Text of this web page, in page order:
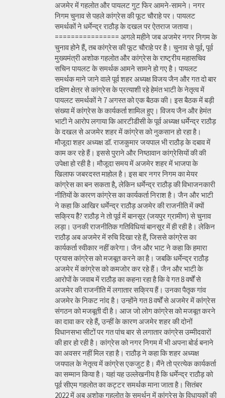
अजमेर में गहलोत और पायलट गुट फिर आमने-सामने। नगर
निगम चुनाव से पहले कांग्रेस की फूट चौराहे पर। पायलट
समर्थकों ने धर्मेन्द्र राठौड़ के दखल पर ऐतराज जताया।
================ अगले महीने जब अजमेर नगर निगम के
चुनाव होने हैं, तब कांग्रेस की फूट चौराहे पर है। चुनाव से पूर्व, पूर्व
मुख्यमंत्री अशोक गहलोत और कांग्रेस के राष्ट्रीय महासचिव
सचिन पायलट के समर्थक आमने सामने हो गए है। पायलट
समर्थक माने जाने वाले पूर्व शहर अध्यक्ष विजय जैन और गत दो बार
दक्षिण क्षेत्र से कांग्रेस के प्रत्याशी रहे हेमंत भाटी के नेतृत्व में
पायलट समर्थकों ने 7 अगस्त को एक बैठक की। इस बैठक में बड़ी
संख्या में कांग्रेस के कार्यकर्ता शामिल हुए। विजय जैन और हेमंत
भाटी ने आरोप लगाया कि आरटीडीसी के पूर्व अध्यक्ष धर्मेन्द्र राठौड़
के दखल से अजमेर शहर में कांग्रेस को नुकसान हो रहा है।
मौजूदा शहर अध्यक्ष डॉ. राजकुमार जयपाल भी राठौड़ के दबाव में
काम कर रहे हैं। इससे पुराने और निष्ठावान कांग्रेसियों की की
उपेक्षा हो रही है। मौजूदा समय में अजमेर शहर में भाजपा के
खिलाफ जबरदस्त माहोल है। इस बार नगर निगम का मेयर
कांग्रेस का बन सकता है, लेकिन धर्मेन्द्र राठौड़ की विभाजनकारी
नीतियों के कारण कांग्रेस का कार्यकर्ता निराश है। जैन और भाटी
ने कहा कि आखिर धर्मेन्द्र राठौड़ अजमेर की राजनीति में क्यों
सक्रिय हैै? राठौड़ ने तो पूर्व में बानसूर (जयपुर ग्रामीण) से चुनाव
लड़ा। उनकी राजनीतिक गतिविधियां बानसूर में ही रही है। लेकिन
राठौड़ अब अजमेर में रुचि दिखा रहे हैं, जिससे कांग्रेस का
कार्यकर्ता स्वीकार नहीं करेगा। जैन और भाट ने कहा कि हमारा
प्रयास कांग्रेस को मजबूत करने का है। जबकि धर्मेन्द्र राठौड़
अजमेर में कांग्रेस को कमजोर कर रहे हैं। जैन और भाटी के
आरोपों के जवाब में राठौड़ का कहना रहा है कि वे गत 8 वर्षों से
अजमेर की राजनीति में लगातार सक्रिय हैं। उनका पैतृक गांव
अजमेर के निकट नांद है। उन्होंने गत 8 वर्षों से अजमेर में कांग्रेस
संगठन को मजबूती दी है। आज जो लोग कांग्रेस को मजबूत करने
का दावा कर रहे हैं, उन्हीं के कारण अजमेर शहर की दोनों
विधानसभा सीटों पर गत पांच बार से लगातार कांग्रेस उम्मीदवारों
की हार हो रही है। कांग्रेस को नगर निगम में भी अपना बोर्ड बनाने
का अवसर नहीं मिल रहा है। राठौड़ ने कहा कि शहर अध्यक्ष
जयपाल के नेतृत्व में कांग्रेस एकजुट है। मैंने तो प्रत्येक कार्यकर्ता
का सम्मान किया है। यहां यह उल्लेखनीय है कि धर्मेन्द्र राठौड़ को
पूर्व सीएम गहलोत का कट्टर समर्थक माना जाता है। सितंबर
2022 में अब अशोक गहलोत के समर्थन में कांग्रेस के विधायकों की